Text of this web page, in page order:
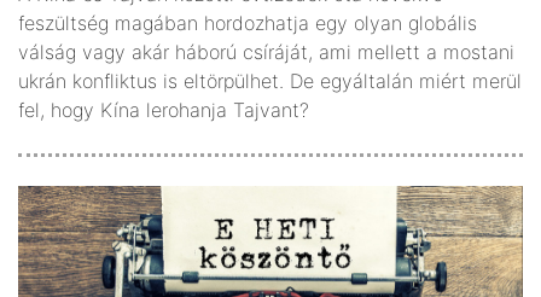
feszültség magában hordozhatja egy olyan globális
válság vagy akár háború csíráját, ami mellett a mostani
ukrán konfliktus is eltörpülhet. De egyáltalán miért merül
fel, hogy Kína lerohanja Tajvant?